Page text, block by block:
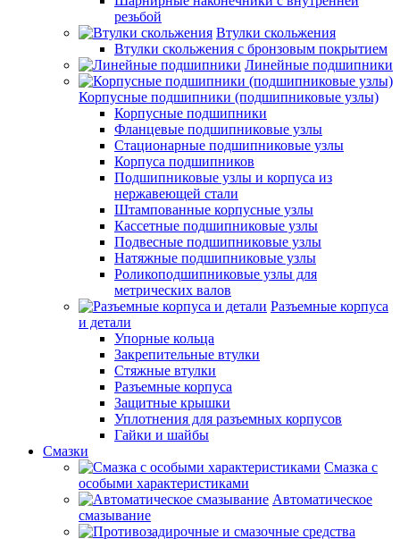
резьбой
Втулки скольжения
Втулки скольжения с бронзовым покрытием
Линейные подшипники
Корпусные подшипники (подшипниковые узлы)
Корпусные подшипники
Фланцевые подшипниковые узлы
Стационарные подшипниковые узлы
Корпуса подшипников
Подшипниковые узлы и корпуса из
нержавеющей стали
Штампованные корпусные узлы
Кассетные подшипниковые узлы
Подвесные подшипниковые узлы
Натяжные подшипниковые узлы
Роликоподшипниковые узлы для
метрических валов
Разъемные корпуса
и детали
Упорные кольца
Закрепительные втулки
Стяжные втулки
Разъемные корпуса
Защитные крышки
Уплотнения для разъемных корпусов
Гайки и шайбы
Смазки
Смазка с
особыми характеристиками
Автоматическое
смазывание